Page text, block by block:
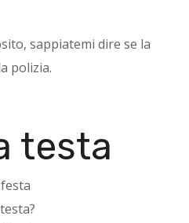
sappiatemi dire se la
polizia.
testa